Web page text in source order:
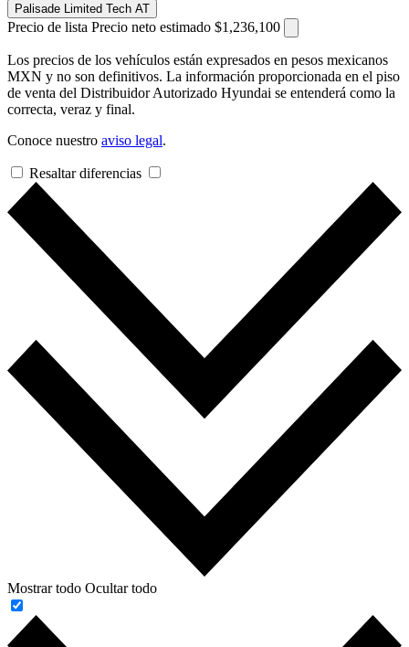
Palisade Limited Tech AT
Precio de lista Precio neto estimado $1,236,100
Los precios de los vehículos están expresados en pesos mexicanos
MXN y no son definitivos. La información proporcionada en el piso
de venta del Distribuidor Autorizado Hyundai se entenderá como la
correcta, veraz y final.
Conoce nuestro aviso legal.
Resaltar diferencias
Mostrar todo Ocultar todo